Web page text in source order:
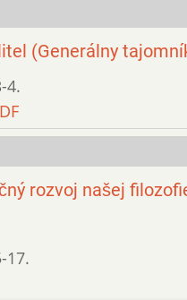
(Generálny
4.
rozvoj našej
17.